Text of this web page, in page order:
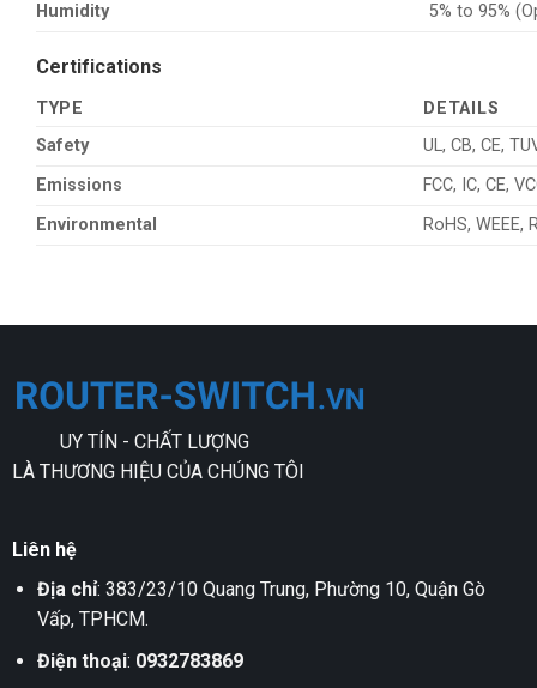
Humidity
5% to 95%
Certifications
TYPE
DETAILS
Safety
UL, CB, CE,
Emissions
FCC, IC, CE,
Environmental
RoHS, WEEE,
UY TÍN - CHẤT LƯỢNG
LÀ THƯƠNG HIỆU CỦA CHÚNG TÔI
Liên hệ
Địa chỉ: 383/23/10 Quang Trung, Phường 10, Quận Gò
Vấp, TPHCM.
Điện thoại: 0932783869